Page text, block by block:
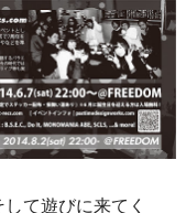
して遊びに来てく